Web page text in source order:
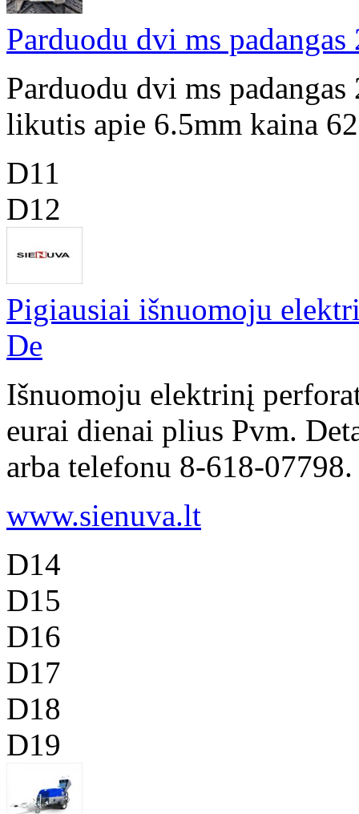
Parduodu dvi ms
Parduodu dvi ms
likutis apie 6.5mm kaina
D11
D12
Pigiausiai išnuomoju
De
Išnuomoju elektrinį
eurai dienai plius Pvm.
arba telefonu 8-618-07798.
www.sienuva.lt
D14
D15
D16
D17
D18
D19